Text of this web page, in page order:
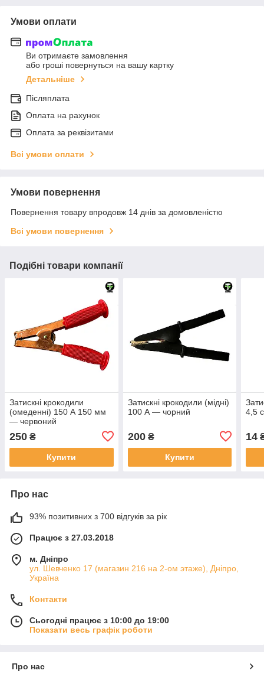
Умови оплати
Ви отримаєте замовлення
або гроші повернуться на вашу картку
Детальніше
Післяплата
Оплата на рахунок
Оплата за реквізитами
Всі умови оплати
Умови повернення
Повернення товару впродовж 14 днів за домовленістю
Всі умови повернення
Подібні товари компанії
Затискні крокодили
(омеденні) 150 А 150 мм
— червоний
250 ₴
Купити
Затискні крокодили (мідні)
100 А — чорний
200₴
Купити
4,5
14
Про нас
93% позитивних з 700 відгуків за рік
Працює з 27.03.2018
м. Дніпро
ул. Шевченко 17 (магазин 216 на 2-ом этаже), Дніпро,
Україна
Контакти
Сьогодні працює з 10:00 до 19:00
Показати весь графік роботи
Про нас